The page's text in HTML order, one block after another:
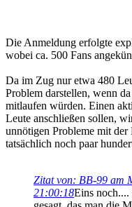
Die Anmeldung erfolgte
wobei ca. 500 Fans
Da im Zug nur etwa 480
Problem darstellen, wenn
mitlaufen würden. Einen
Leute anschließen sollen,
unnötigen Probleme mit
tatsächlich noch paar
Zitat von: BB-99 am
21:00:18Eins noch....